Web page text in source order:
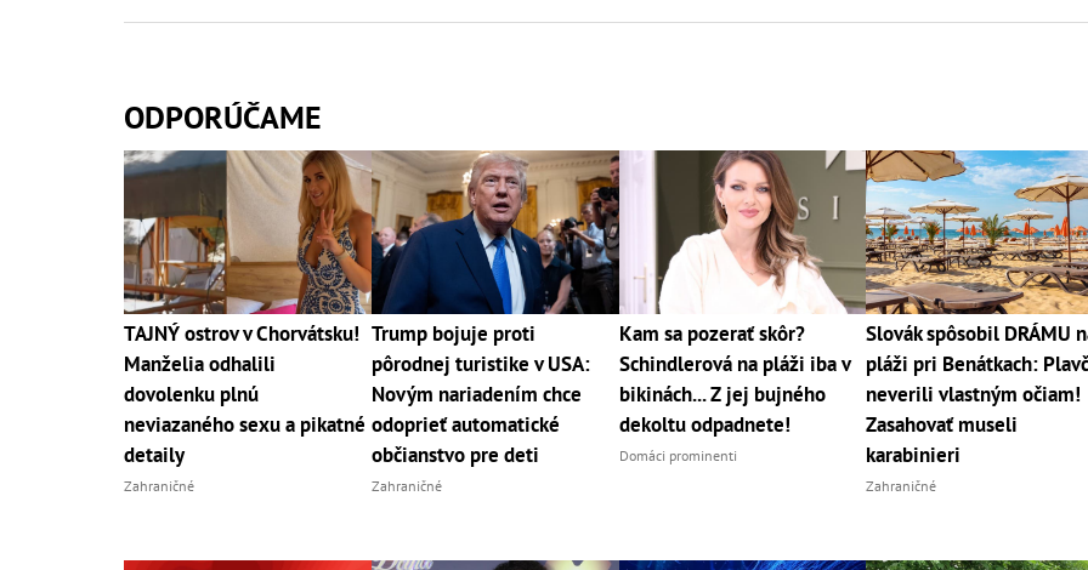
ODPORÚČAME
TAJNÝ ostrov v Chorvátsku!
Manželia odhalili
dovolenku plnú
neviazaného sexu a pikatné
detaily
Zahraničné
Trump bojuje proti
pôrodnej turistike v USA:
Novým nariadením chce
odoprieť automatické
občianstvo pre deti
Zahraničné
Kam sa pozerať skôr?
Schindlerová na pláži iba v
bikinách... Z jej bujného
dekoltu odpadnete!
Domáci prominenti
Slovák spôsobil DRÁMU
pláži pri Benátkach:
neverili vlastným očiam!
Zasahovať museli
karabinieri
Zahraničné